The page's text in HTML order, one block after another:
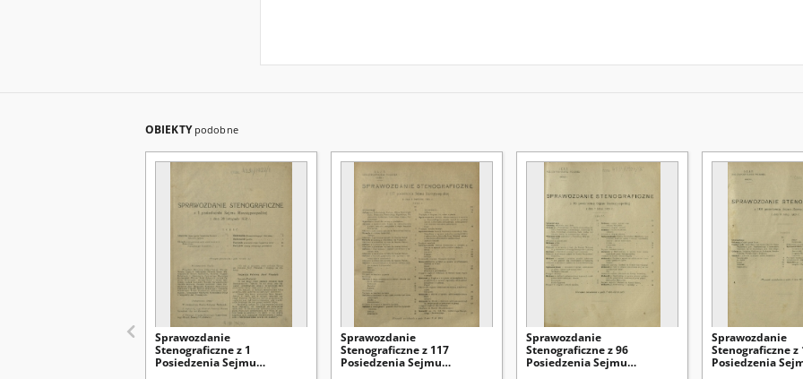
OBIEKTY podobne
Sprawozdanie
Stenograficzne z 1
Posiedzenia Sejmu
Sprawozdanie
Stenograficzne z 117
Posiedzenia Sejmu
Sprawozdanie
Stenograficzne z 96
Posiedzenia Sejmu
Sprawozdanie
Stenograficzne z
Posiedzenia